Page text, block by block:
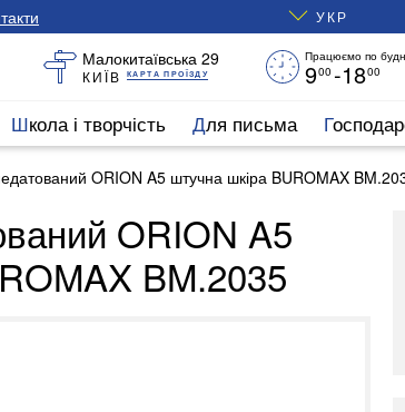
УКР
Малокитаївська 29
КИЇВ КАРТА ПРОЇЗДУ
Працюємо по
900 -1800
Школа і творчість Для письма
ORION A5 штучна шкіра BUROMAX
ORION A5
BM.2035